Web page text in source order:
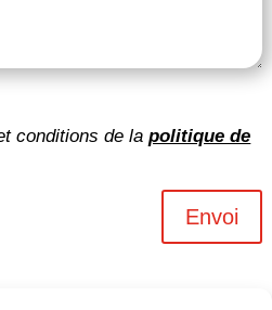
conditions de lapolitique de
Envoi